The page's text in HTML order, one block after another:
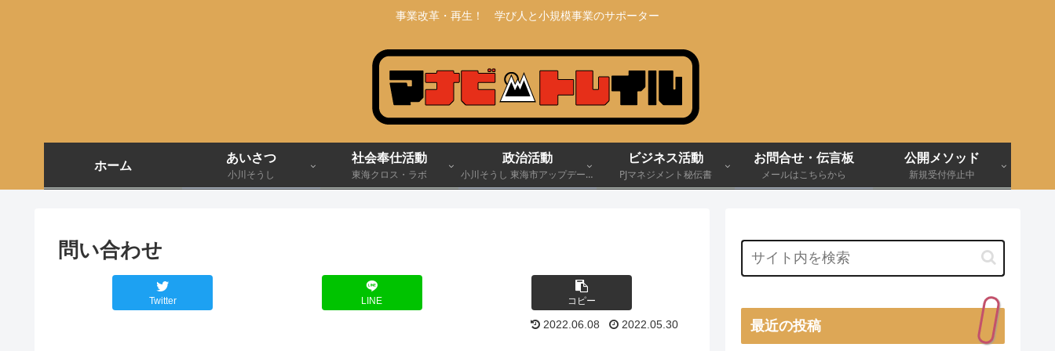
事業改革・再生！ 学び人と小規模事業のサポーター
ホーム
あいさつ
小川そうし
社会奉仕活動
東海クロス・ラボ
政治活動
小川そうし 東海市アップデート
宣言 2030
ビジネス活動
PJマネジメント秘伝書
お問合せ・伝言板
メールはこちらから
公開メソッド
新規受付停止中
問い合わせ
Twitter LINE コピー
2022.06.08 2022.05.30 最近の投稿